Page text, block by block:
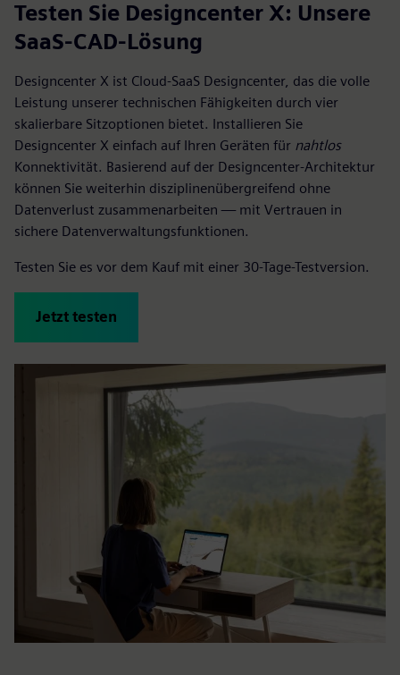
Testen Sie Designcenter X: Unsere
SaaS-CAD-Lösung
Designcenter X ist Cloud-SaaS Designcenter, das die volle
Leistung unserer technischen Fähigkeiten durch vier
skalierbare Sitzoptionen bietet. Installieren Sie
Designcenter X einfach auf Ihren Geräten für nahtlos
Konnektivität. Basierend auf der Designcenter-Architektur
können Sie weiterhin disziplinenübergreifend ohne
Datenverlust zusammenarbeiten — mit Vertrauen in
sichere Datenverwaltungsfunktionen.
Testen Sie es vor dem Kauf mit einer 30-Tage-Testversion.
Jetzt testen